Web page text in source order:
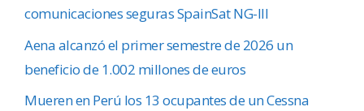
comunicaciones seguras SpainSat NG-III
Aena alcanzó el primer semestre de 2026 un
beneficio de 1.002 millones de euros
Mueren en Perú los 13 ocupantes de un Cessna